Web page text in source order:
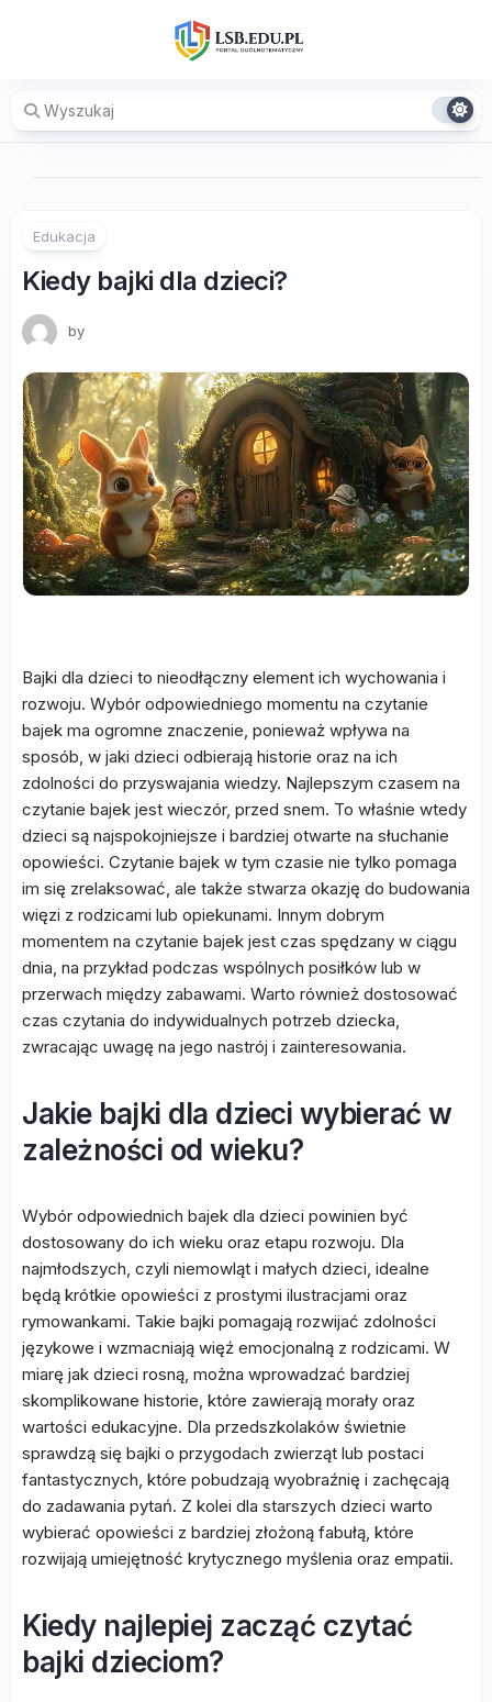
Edukacja
Kiedy bajki dla dzieci?
by
Bajki dla dzieci to nieodłączny element ich wychowania i
rozwoju. Wybór odpowiedniego momentu na czytanie
bajek ma ogromne znaczenie, ponieważ wpływa na
sposób, w jaki dzieci odbierają historie oraz na ich
zdolności do przyswajania wiedzy. Najlepszym czasem na
czytanie bajek jest wieczór, przed snem. To właśnie wtedy
dzieci są najspokojniejsze i bardziej otwarte na słuchanie
opowieści. Czytanie bajek w tym czasie nie tylko pomaga
im się zrelaksować, ale także stwarza okazję do budowania
więzi z rodzicami lub opiekunami. Innym dobrym
momentem na czytanie bajek jest czas spędzany w ciągu
dnia, na przykład podczas wspólnych posiłków lub w
przerwach między zabawami. Warto również dostosować
czas czytania do indywidualnych potrzeb dziecka,
zwracając uwagę na jego nastrój i zainteresowania.
Jakie bajki dla dzieci wybierać w
zależności od wieku?
Wybór odpowiednich bajek dla dzieci powinien być
dostosowany do ich wieku oraz etapu rozwoju. Dla
najmłodszych, czyli niemowląt i małych dzieci, idealne
będą krótkie opowieści z prostymi ilustracjami oraz
rymowankami. Takie bajki pomagają rozwijać zdolności
językowe i wzmacniają więź emocjonalną z rodzicami. W
miarę jak dzieci rosną, można wprowadzać bardziej
skomplikowane historie, które zawierają morały oraz
wartości edukacyjne. Dla przedszkolaków świetnie
sprawdzą się bajki o przygodach zwierząt lub postaci
fantastycznych, które pobudzają wyobraźnię i zachęcają
do zadawania pytań. Z kolei dla starszych dzieci warto
wybierać opowieści z bardziej złożoną fabułą, które
rozwijają umiejętność krytycznego myślenia oraz empatii.
Kiedy najlepiej zacząć czytać
bajki dzieciom?